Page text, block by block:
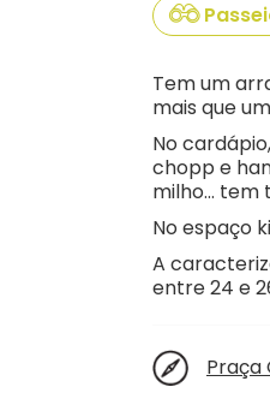
Tem um
mais que
No
chopp e
milho… tem
No espaço
A
entre 24 e
Praça